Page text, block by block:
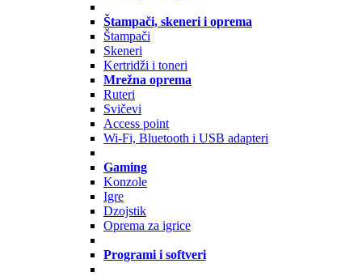
Štampači, skeneri i oprema
Štampači
Skeneri
Kertridži i toneri
Mrežna oprema
Ruteri
Svičevi
Access point
Wi-Fi, Bluetooth i USB adapteri
Gaming
Konzole
Igre
Dzojstik
Oprema za igrice
Programi i softveri